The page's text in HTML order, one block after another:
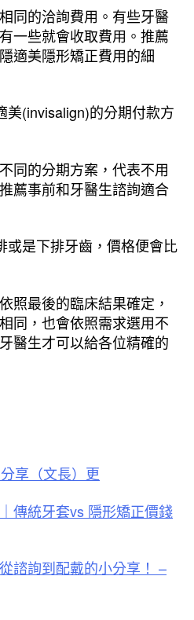
同的洽詢費用。有些牙醫
一些就會收取費用。推薦
適美隱形矯正費用的細
美(invisalign)的分期付款方
同的分期方案，代表不用
薦事前和牙醫生諮詢適合
或是下排牙齒，價格便會比
照最後的臨床結果確定，
同，也會依照需求選用不
醫生才可以給各位精確的
享（文長）更
傳統牙套vs 隱形矯正價錢
諮詢到配戴的小分享！ –